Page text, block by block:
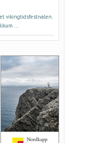
vikingtidsfestivalen.
...